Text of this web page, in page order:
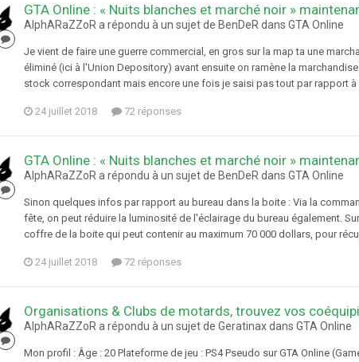
GTA Online : « Nuits blanches et marché noir »
AlphARaZZoR a répondu à un sujet de BenDeR dans GTA Online
Je vient de faire une guerre commercial, en gros sur la map ta une
éliminé (ici à l'Union Depository) avant ensuite on ramène la
stock correspondant mais encore une fois je saisi pas tout par rapport à
24 juillet 2018 72 réponses
GTA Online : « Nuits blanches et marché noir »
AlphARaZZoR a répondu à un sujet de BenDeR dans GTA Online
Sinon quelques infos par rapport au bureau dans la boite : Via la
fête, on peut réduire la luminosité de l'éclairage du bureau également.
coffre de la boite qui peut contenir au maximum 70 000 dollars, pour
24 juillet 2018 72 réponses
Organisations & Clubs de motards, trouvez vos
AlphARaZZoR a répondu à un sujet de Geratinax dans GTA Online
Mon profil : Âge : 20 Plateforme de jeu : PS4 Pseudo sur GTA Online